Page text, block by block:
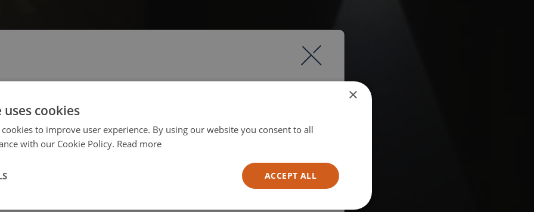
your region/language ×
cookies
to improve user experience. By using our website you consent to all
with our Cookie Policy. Read more
ACCEPT ALL